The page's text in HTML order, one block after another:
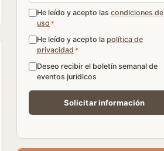
He leído y acepto las condiciones de
uso *
He leído y acepto la política de
privacidad *
Deseo recibir el boletín semanal de
eventos jurídicos